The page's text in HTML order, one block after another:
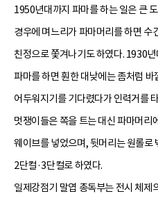
1950년대까지 파마를 하는 일은 큰
경우에 며느리가 파마머리를 하면 수
친정으로 쫓겨나기도 하였다. 1930
파마를 하면 훤한 대낮에는 좀처럼
어두워지기를 기다렸다가 인력거를
멋쟁이들은 쪽을 트는 대신 파마머리
웨이브를 넣었으며, 뒷머리는 원롤로
2단컬·3단컬로 하였다.
일제강점기 말엽 총독부는 전시 체제